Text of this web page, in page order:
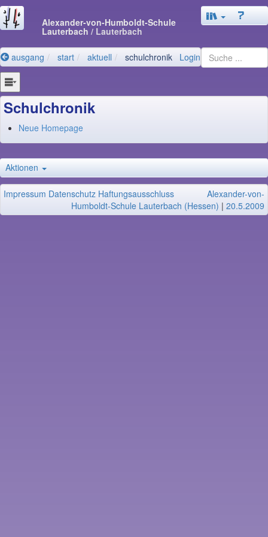
Alexander-von-Humboldt-Schule
Lauterbach / Lauterbach
ausgang start aktuell schulchronik Login
Schulchronik
Neue Homepage
Aktionen
Impressum Datenschutz Haftungsausschluss
Alexander-von-
Humboldt-Schule Lauterbach (Hessen) | 20.5.2009